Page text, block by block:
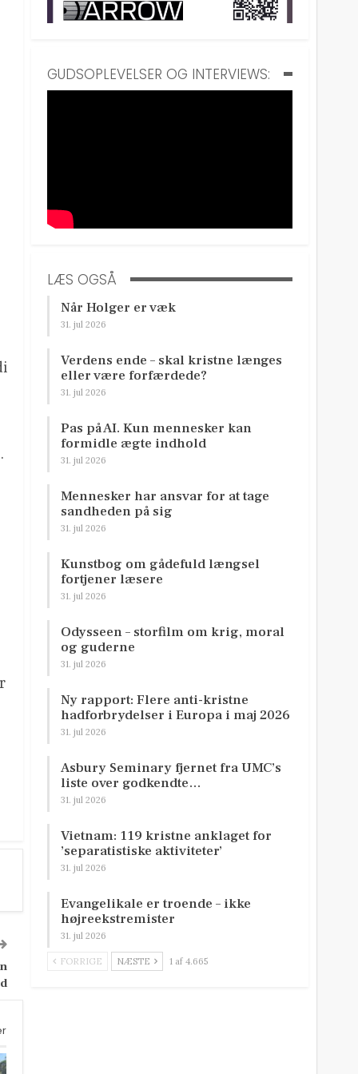
GUDSOPLEVELSER OG INTERVIEWS:
LÆS OGSÅ
Når Holger er væk
31. jul 2026
Verdens ende – skal kristne længes
eller være forfærdede?
31. jul 2026
Pas på AI. Kun mennesker kan
formidle ægte indhold
31. jul 2026
Mennesker har ansvar for at tage
sandheden på sig
31. jul 2026
Kunstbog om gådefuld længsel
fortjener læsere
31. jul 2026
Odysseen – storfilm om krig, moral
og guderne
31. jul 2026
Ny rapport: Flere anti-kristne
hadforbrydelser i Europa i maj 2026
31. jul 2026
Asbury Seminary fjernet fra UMC’s
liste over godkendte…
31. jul 2026
Vietnam: 119 kristne anklaget for
’separatistiske aktiviteter’
31. jul 2026
Evangelikale er troende – ikke
højreekstremister
31. jul 2026
FORRIGE NÆSTE 1 af 4.665